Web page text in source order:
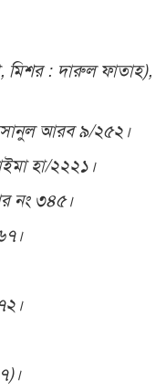
মিশর : দারুল ফাতাহ),
আরব ৯/২৫২।
হা/২২২১ ।
নং ৩৪৫।